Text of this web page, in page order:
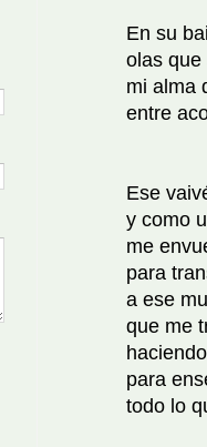
En su baile
olas que
mi alma
entre
Ese vaivén
y como
me
para
a ese
que me
haciendo
para
todo lo que